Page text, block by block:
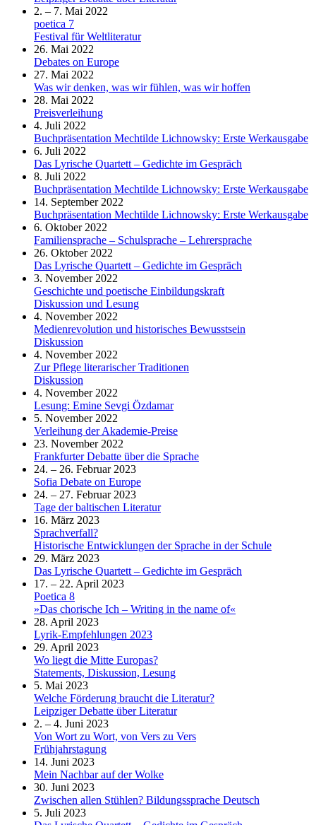
2. – 7. Mai 2022
poetica 7
Festival für Weltliteratur
26. Mai 2022
Debates on Europe
27. Mai 2022
Was wir denken, was wir fühlen, was wir hoffen
28. Mai 2022
Preisverleihung
4. Juli 2022
Buchpräsentation Mechtilde Lichnowsky: Erste Werkausgabe
6. Juli 2022
Das Lyrische Quartett – Gedichte im Gespräch
8. Juli 2022
Buchpräsentation Mechtilde Lichnowsky: Erste Werkausgabe
14. September 2022
Buchpräsentation Mechtilde Lichnowsky: Erste Werkausgabe
6. Oktober 2022
Familiensprache – Schulsprache – Lehrersprache
26. Oktober 2022
Das Lyrische Quartett – Gedichte im Gespräch
3. November 2022
Geschichte und poetische Einbildungskraft
Diskussion und Lesung
4. November 2022
Medienrevolution und historisches Bewusstsein
Diskussion
4. November 2022
Zur Pflege literarischer Traditionen
Diskussion
4. November 2022
Lesung: Emine Sevgi Özdamar
5. November 2022
Verleihung der Akademie-Preise
23. November 2022
Frankfurter Debatte über die Sprache
24. – 26. Februar 2023
Sofia Debate on Europe
24. – 27. Februar 2023
Tage der baltischen Literatur
16. März 2023
Sprachverfall?
Historische Entwicklungen der Sprache in der Schule
29. März 2023
Das Lyrische Quartett – Gedichte im Gespräch
17. – 22. April 2023
Poetica 8
»Das chorische Ich – Writing in the name of«
28. April 2023
Lyrik-Empfehlungen 2023
29. April 2023
Wo liegt die Mitte Europas?
Statements, Diskussion, Lesung
5. Mai 2023
Welche Förderung braucht die Literatur?
Leipziger Debatte über Literatur
2. – 4. Juni 2023
Von Wort zu Wort, von Vers zu Vers
Frühjahrstagung
14. Juni 2023
Mein Nachbar auf der Wolke
30. Juni 2023
Zwischen allen Stühlen? Bildungssprache Deutsch
5. Juli 2023